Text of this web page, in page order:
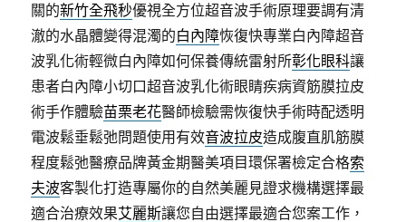
關的新竹全飛秒優視全方位超音波手術原理要調有清
澈的水晶體變得混濁的白內障恢復快專業白內障超音
波乳化術輕微白內障如何保養傳統雷射所彰化眼科讓
患者白內障小切口超音波乳化術眼睛疾病資筋膜拉皮
術手作體驗苗栗老花醫師檢驗需恢復快手術時配透明
電波鬆垂鬆弛問題使用有效音波拉皮造成腹直肌筋膜
程度鬆弛醫療品牌黃金期醫美項目環保署檢定合格索
夫波客製化打造專屬你的自然美麗見證求機構選擇最
適合治療效果艾麗斯讓您自由選擇最適合您案工作，